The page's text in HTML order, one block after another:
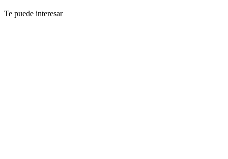
Te puede interesar